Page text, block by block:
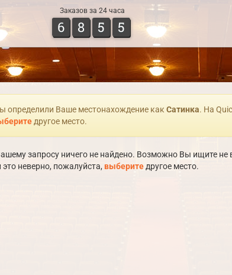
Заказов за 24 часа
6 8 5 5
определили Ваше местонахождение как Сатинка. На
другое место.
запросу ничего не найдено. Возможно Вы ищите не
это неверно, пожалуйста, выберитедругое место.